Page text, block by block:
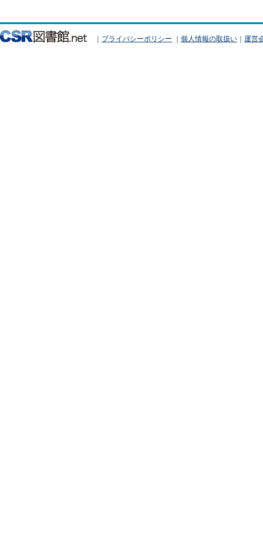
｜ プライバシーポリシー ｜ 個人情報の取扱い ｜ 運営